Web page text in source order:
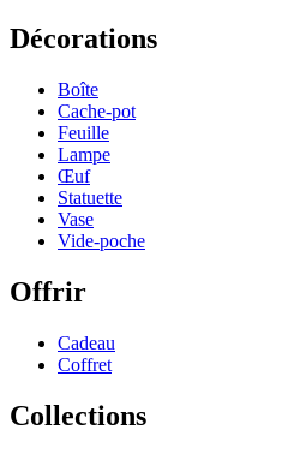
Décorations
Boîte
Cache-pot
Feuille
Lampe
Œuf
Statuette
Vase
Vide-poche
Offrir
Cadeau
Coffret
Collections